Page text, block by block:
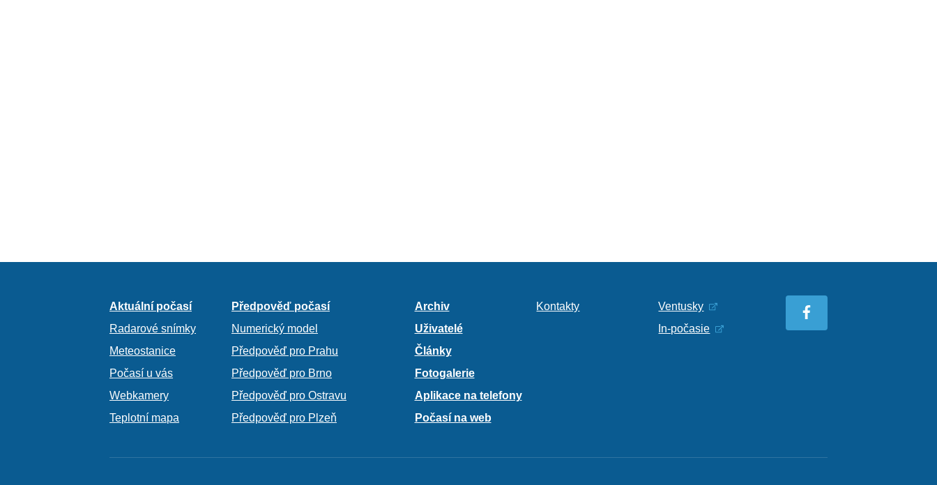
Aktuální počasí
Radarové snímky
Meteostanice
Počasí u vás
Webkamery
Teplotní mapa
Předpověď počasí
Numerický model
Předpověď pro Prahu
Předpověď pro Brno
Předpověď pro Ostravu
Předpověď pro Plzeň
Archiv
Uživatelé
Články
Fotogalerie
Aplikace na telefony
Počasí na web
Kontakty
Ventusky
In-počasie